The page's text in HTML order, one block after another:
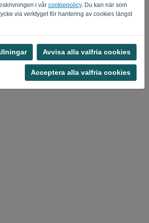
i vår cookiepolicy. Du kan när som
via verktyget för hantering av cookies längst
Avvisa alla valfria cookies
Acceptera alla valfria cookies
of Service